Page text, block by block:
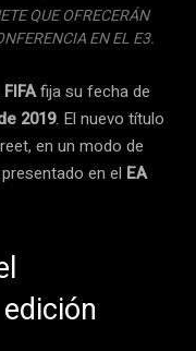
QUE OFRECERÁN
EN EL E3.
FIFAfija su fecha de
2019. El nuevo título
en un modo de
en el EA